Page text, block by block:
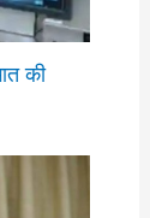
की